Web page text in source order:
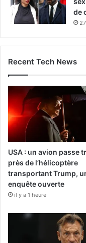
de
Recent Tech News
USA : un avion passe
près de l’hélicoptère
transportant Trump,
enquête ouverte
il y a 1 heure